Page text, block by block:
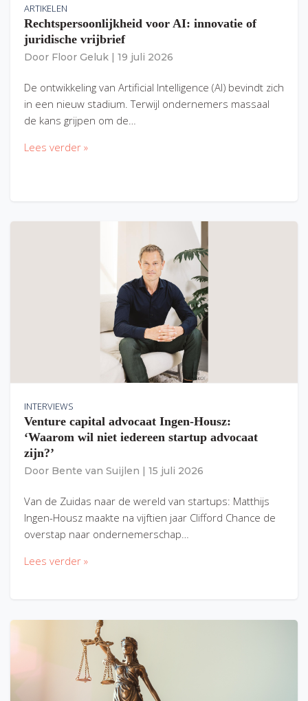
ARTIKELEN
Rechtspersoonlijkheid voor AI: innovatie of
juridische vrijbrief
Door Floor Geluk 19 juli 2026
De ontwikkeling van Artificial Intelligence (AI) bevindt zich
in een nieuw stadium. Terwijl ondernemers massaal
de kans grijpen om de…
Lees verder »
INTERVIEWS
Venture capital advocaat Ingen-Housz:
‘Waarom wil niet iedereen startup advocaat
zijn?’
Door Bente van Suijlen 15 juli 2026
Van de Zuidas naar de wereld van startups: Matthijs
Ingen-Housz maakte na vijftien jaar Clifford Chance de
overstap naar ondernemerschap…
Lees verder »